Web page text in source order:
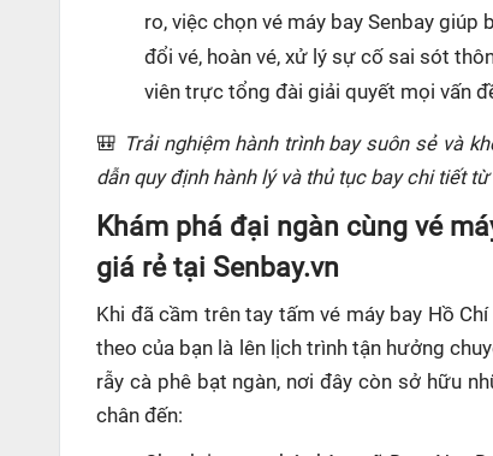
ro, việc chọn vé máy bay Senbay
đổi vé, hoàn vé, xử lý sự cố sai sót
viên trực tổng đài giải quyết mọi vấn
🎒 Trải nghiệm hành trình bay suôn sẻ và
dẫn quy định hành lý và thủ tục bay chi tiết
Khám phá đại ngàn cùng vé
giá rẻ tại Senbay.vn
Khi đã cầm trên tay tấm vé máy bay Hồ
theo của bạn là lên lịch trình tận hưởng
rẫy cà phê bạt ngàn, nơi đây còn sở hữu
chân đến: